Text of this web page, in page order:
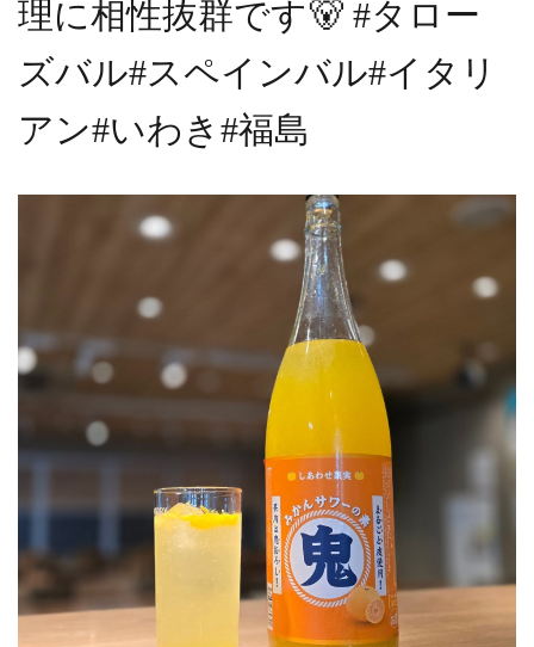
理に相性抜群です🐻 #タロー
ズバル#スペインバル#イタリ
アン#いわき#福島